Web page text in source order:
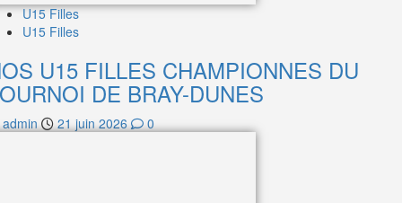
U15 Filles
U15 Filles
U15 FILLES CHAMPIONNES DU
DE BRAY-DUNES
admin 21 juin 2026 0